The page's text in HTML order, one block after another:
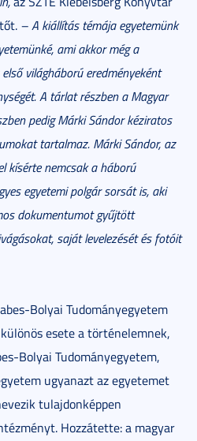
– A kiállítás témája egyetemünk
ami akkor még a
világháború eredményeként
A tárlat részben a Magyar
pedig Márki Sándor kéziratos
tartalmaz. Márki Sándor, az
kísérte nemcsak a háború
egyetemi polgár sorsát is, aki
dokumentumot gyűjtött
saját levelezését és fotóit
Bolyai Tudományegyetem
esete a történelemnek,
Bolyai Tudományegyetem,
ugyanazt az egyetemet
tulajdonképpen
Hozzátette: a magyar